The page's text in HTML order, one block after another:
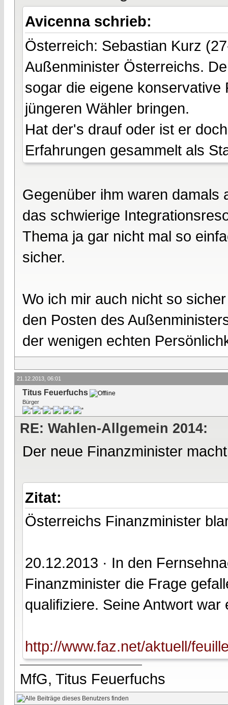
Avicenna schrieb:
Österreich: Sebastian Kurz
Außenminister Österreichs.
sogar die eigene
jüngeren Wähler bringen.
Hat der's drauf oder ist er
Erfahrungen gesammelt als
Gegenüber ihm waren damals
das schwierige
Thema ja gar nicht mal so
sicher.
Wo ich mir auch nicht so
den Posten des
der wenigen echten
21.12.2013, 06:01
Titus Feuerfuchs
Bürger
RE: Wahlen-Allgemein 2014:
Der neue Finanzminister
Zitat:
Österreichs Finanzminister
20.12.2013 · In den
Finanzminister die Frage
qualifiziere. Seine Antwort
http://www.faz.net/aktuell/
MfG, Titus Feuerfuchs